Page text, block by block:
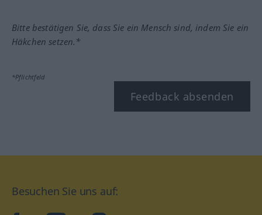
Bitte bestätigen Sie, dass Sie ein Mensch sind, indem Sie ein
Häkchen setzen.*
*Pflichtfeld
Feedback absenden
Besuchen Sie uns auf: